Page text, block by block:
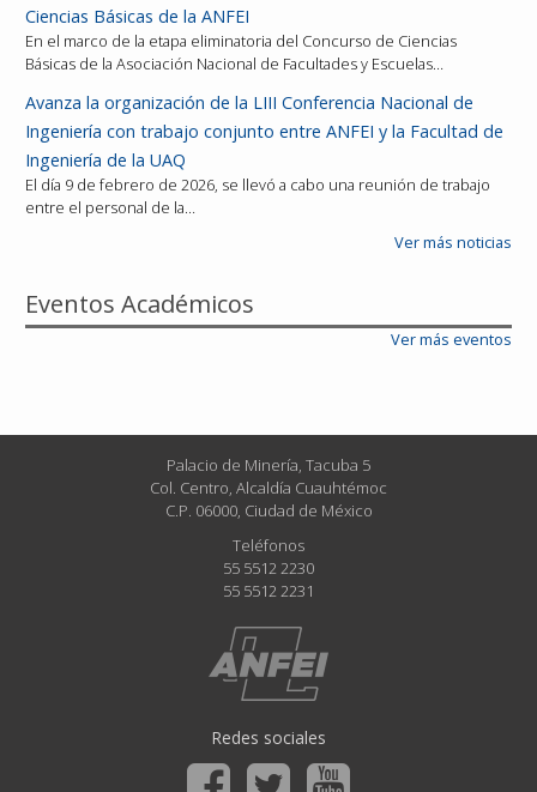
Ciencias Básicas de la ANFEI
En el marco de la etapa eliminatoria del Concurso de Ciencias
Básicas de la Asociación Nacional de Facultades y Escuelas…
Avanza la organización de la LIII Conferencia Nacional de
Ingeniería con trabajo conjunto entre ANFEI y la Facultad de
Ingeniería de la UAQ
El día 9 de febrero de 2026, se llevó a cabo una reunión de trabajo
entre el personal de la…
Ver más noticias
Eventos Académicos
Ver más eventos
Palacio de Minería, Tacuba 5
Col. Centro, Alcaldía Cuauhtémoc
C.P. 06000, Ciudad de México
Teléfonos
55 5512 2230
55 5512 2231
Redes sociales